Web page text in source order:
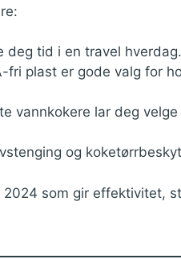
deg tid i en travel hverdag.
fri plast er gode valg for
vannkokere lar deg
og
som gir effektivitet,